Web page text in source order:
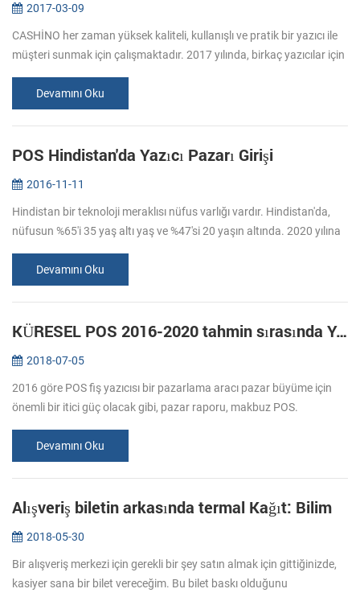
2017-03-09
CASHİNO her zaman yüksek kaliteli, kullanışlı ve pratik bir yazıcı ile
müşteri sunmak için çalışmaktadır. 2017 yılında, birkaç yazıcılar için
Devamını Oku
POS Hindistan'da Yazıcı Pazarı Girişi
2016-11-11
Hindistan bir teknoloji meraklısı nüfus varlığı vardır. Hindistan'da,
nüfusun %65'i 35 yaş altı yaş ve %47'si 20 yaşın altında. 2020 yılına
Devamını Oku
KÜRESEL POS 2016-2020 tahmin sırasında YAZICI PAZARI GİRİŞİ
2018-07-05
2016 göre POS fiş yazıcısı bir pazarlama aracı pazar büyüme için
önemli bir itici güç olacak gibi, pazar raporu, makbuz POS.
Devamını Oku
Alışveriş biletin arkasında termal Kağıt: Bilim
2018-05-30
Bir alışveriş merkezi için gerekli bir şey satın almak için gittiğinizde,
kasiyer sana bir bilet vereceğim. Bu bilet baskı olduğunu